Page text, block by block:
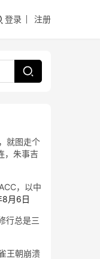
登录 注册
就图走个
，朱事吉
，以中
月6日
行总是三
王朝崩溃